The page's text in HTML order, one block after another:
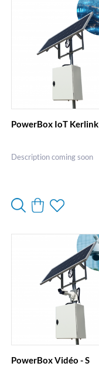
PowerBox IoT Kerlink
Description coming soon
PowerBox Vidéo - S